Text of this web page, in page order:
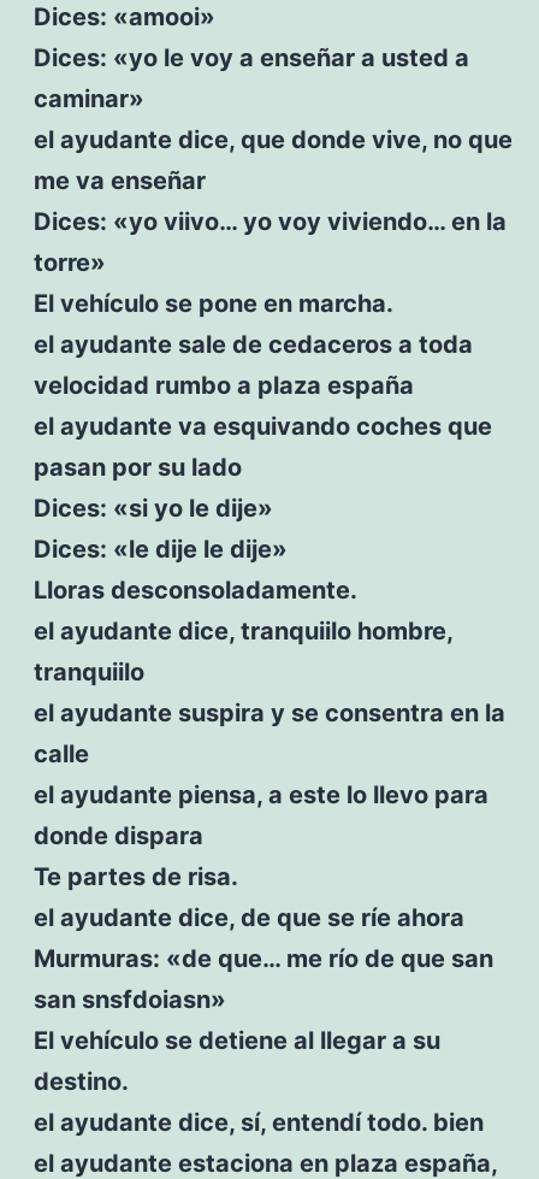
Dices: «amooi»
Dices: «yo le voy a enseñar a usted a
caminar»
el ayudante dice, que donde vive, no que
me va enseñar
Dices: «yo viivo… yo voy viviendo… en la
torre»
El vehículo se pone en marcha.
el ayudante sale de cedaceros a toda
velocidad rumbo a plaza españa
el ayudante va esquivando coches que
pasan por su lado
Dices: «si yo le dije»
Dices: «le dije le dije»
Lloras desconsoladamente.
el ayudante dice, tranquiilo hombre,
tranquiilo
el ayudante suspira y se consentra en la
calle
el ayudante piensa, a este lo llevo para
donde dispara
Te partes de risa.
el ayudante dice, de que se ríe ahora
Murmuras: «de que… me río de que san
san snsfdoiasn»
El vehículo se detiene al llegar a su
destino.
el ayudante dice, sí, entendí todo. bien
el ayudante estaciona en plaza españa,